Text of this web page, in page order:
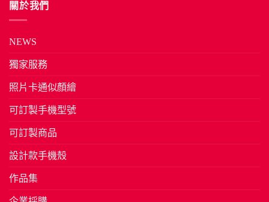
關於我們
NEWS
獨家服務
照片卡通似顏繪
可訂製手機型號
可訂製商品
設計款手機殼
作品集